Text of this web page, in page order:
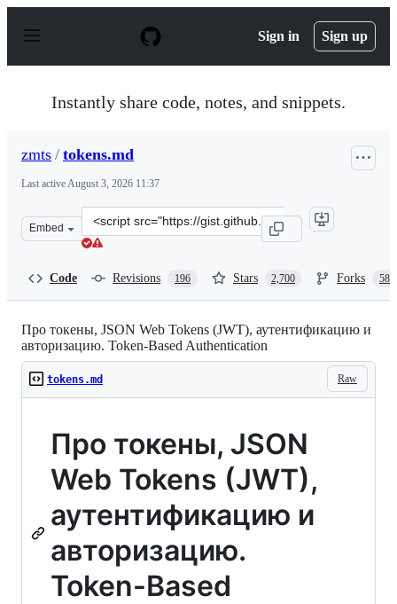
p
Sign in Sign up
Instantly share code, notes, and snippets.
zmts / tokens.md
Last activeAugust 3, 2026 11:37
Embed
Clone
this
Code Revisions 196 Stars 2,700 Forks 588
Про токены, JSON Web Tokens (JWT), аутентификацию и
авторизацию. Token-Based Authentication
Raw
tokens.md
Про токены, JSON
Web Tokens (JWT),
аутентификацию и
авторизацию.
Token-Based